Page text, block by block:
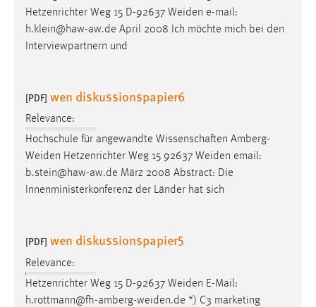
Hetzenrichter Weg 15 D-92637 Weiden e-mail:
h.klein@haw-aw.de April 2008 Ich möchte mich bei den
Interviewpartnern und
[PDF] wen diskussionspapier6
Relevance:
Hochschule für angewandte Wissenschaften Amberg-
Weiden Hetzenrichter Weg 15 92637 Weiden email:
b.stein@haw-aw.de März 2008 Abstract: Die
Innenministerkonferenz der Länder hat sich
[PDF] wen diskussionspapier5
Relevance:
Hetzenrichter Weg 15 D-92637 Weiden E-Mail:
h.rottmann@fh-amberg-weiden.de *) C3 marketing